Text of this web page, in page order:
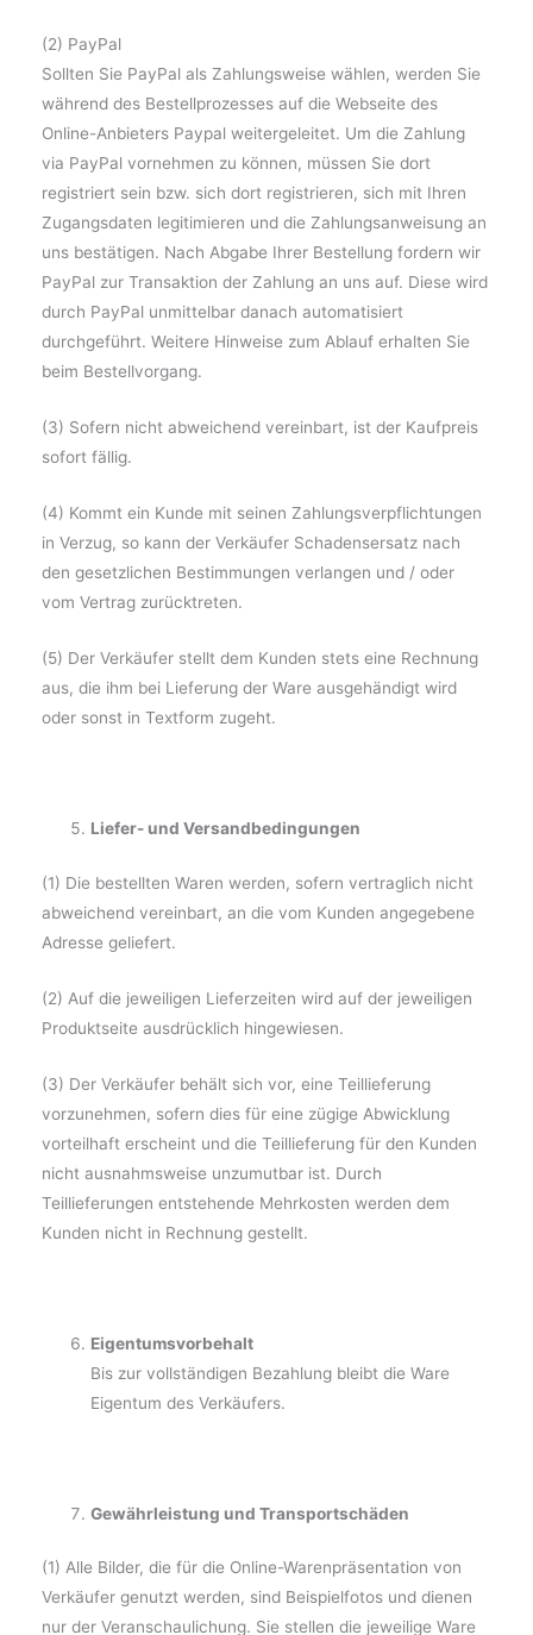
(2) PayPal
Sollten Sie PayPal als Zahlungsweise wählen, werden Sie
während des Bestellprozesses auf die Webseite des
Online-Anbieters Paypal weitergeleitet. Um die Zahlung
via PayPal vornehmen zu können, müssen Sie dort
registriert sein bzw. sich dort registrieren, sich mit Ihren
Zugangsdaten legitimieren und die Zahlungsanweisung an
uns bestätigen. Nach Abgabe Ihrer Bestellung fordern wir
PayPal zur Transaktion der Zahlung an uns auf. Diese wird
durch PayPal unmittelbar danach automatisiert
durchgeführt. Weitere Hinweise zum Ablauf erhalten Sie
beim Bestellvorgang.
(3) Sofern nicht abweichend vereinbart, ist der Kaufpreis
sofort fällig.
(4) Kommt ein Kunde mit seinen Zahlungsverpflichtungen
in Verzug, so kann der Verkäufer Schadensersatz nach
den gesetzlichen Bestimmungen verlangen und / oder
vom Vertrag zurücktreten.
(5) Der Verkäufer stellt dem Kunden stets eine Rechnung
aus, die ihm bei Lieferung der Ware ausgehändigt wird
oder sonst in Textform zugeht.
Liefer- und Versandbedingungen
(1) Die bestellten Waren werden, sofern vertraglich nicht
abweichend vereinbart, an die vom Kunden angegebene
Adresse geliefert.
(2) Auf die jeweiligen Lieferzeiten wird auf der jeweiligen
Produktseite ausdrücklich hingewiesen.
(3) Der Verkäufer behält sich vor, eine Teillieferung
vorzunehmen, sofern dies für eine zügige Abwicklung
vorteilhaft erscheint und die Teillieferung für den Kunden
nicht ausnahmsweise unzumutbar ist. Durch
Teillieferungen entstehende Mehrkosten werden dem
Kunden nicht in Rechnung gestellt.
Eigentumsvorbehalt
Bis zur vollständigen Bezahlung bleibt die Ware
Eigentum des Verkäufers.
Gewährleistung und Transportschäden
(1) Alle Bilder, die für die Online-Warenpräsentation von
Verkäufer genutzt werden, sind Beispielfotos und dienen
nur der Veranschaulichung. Sie stellen die jeweilige Ware